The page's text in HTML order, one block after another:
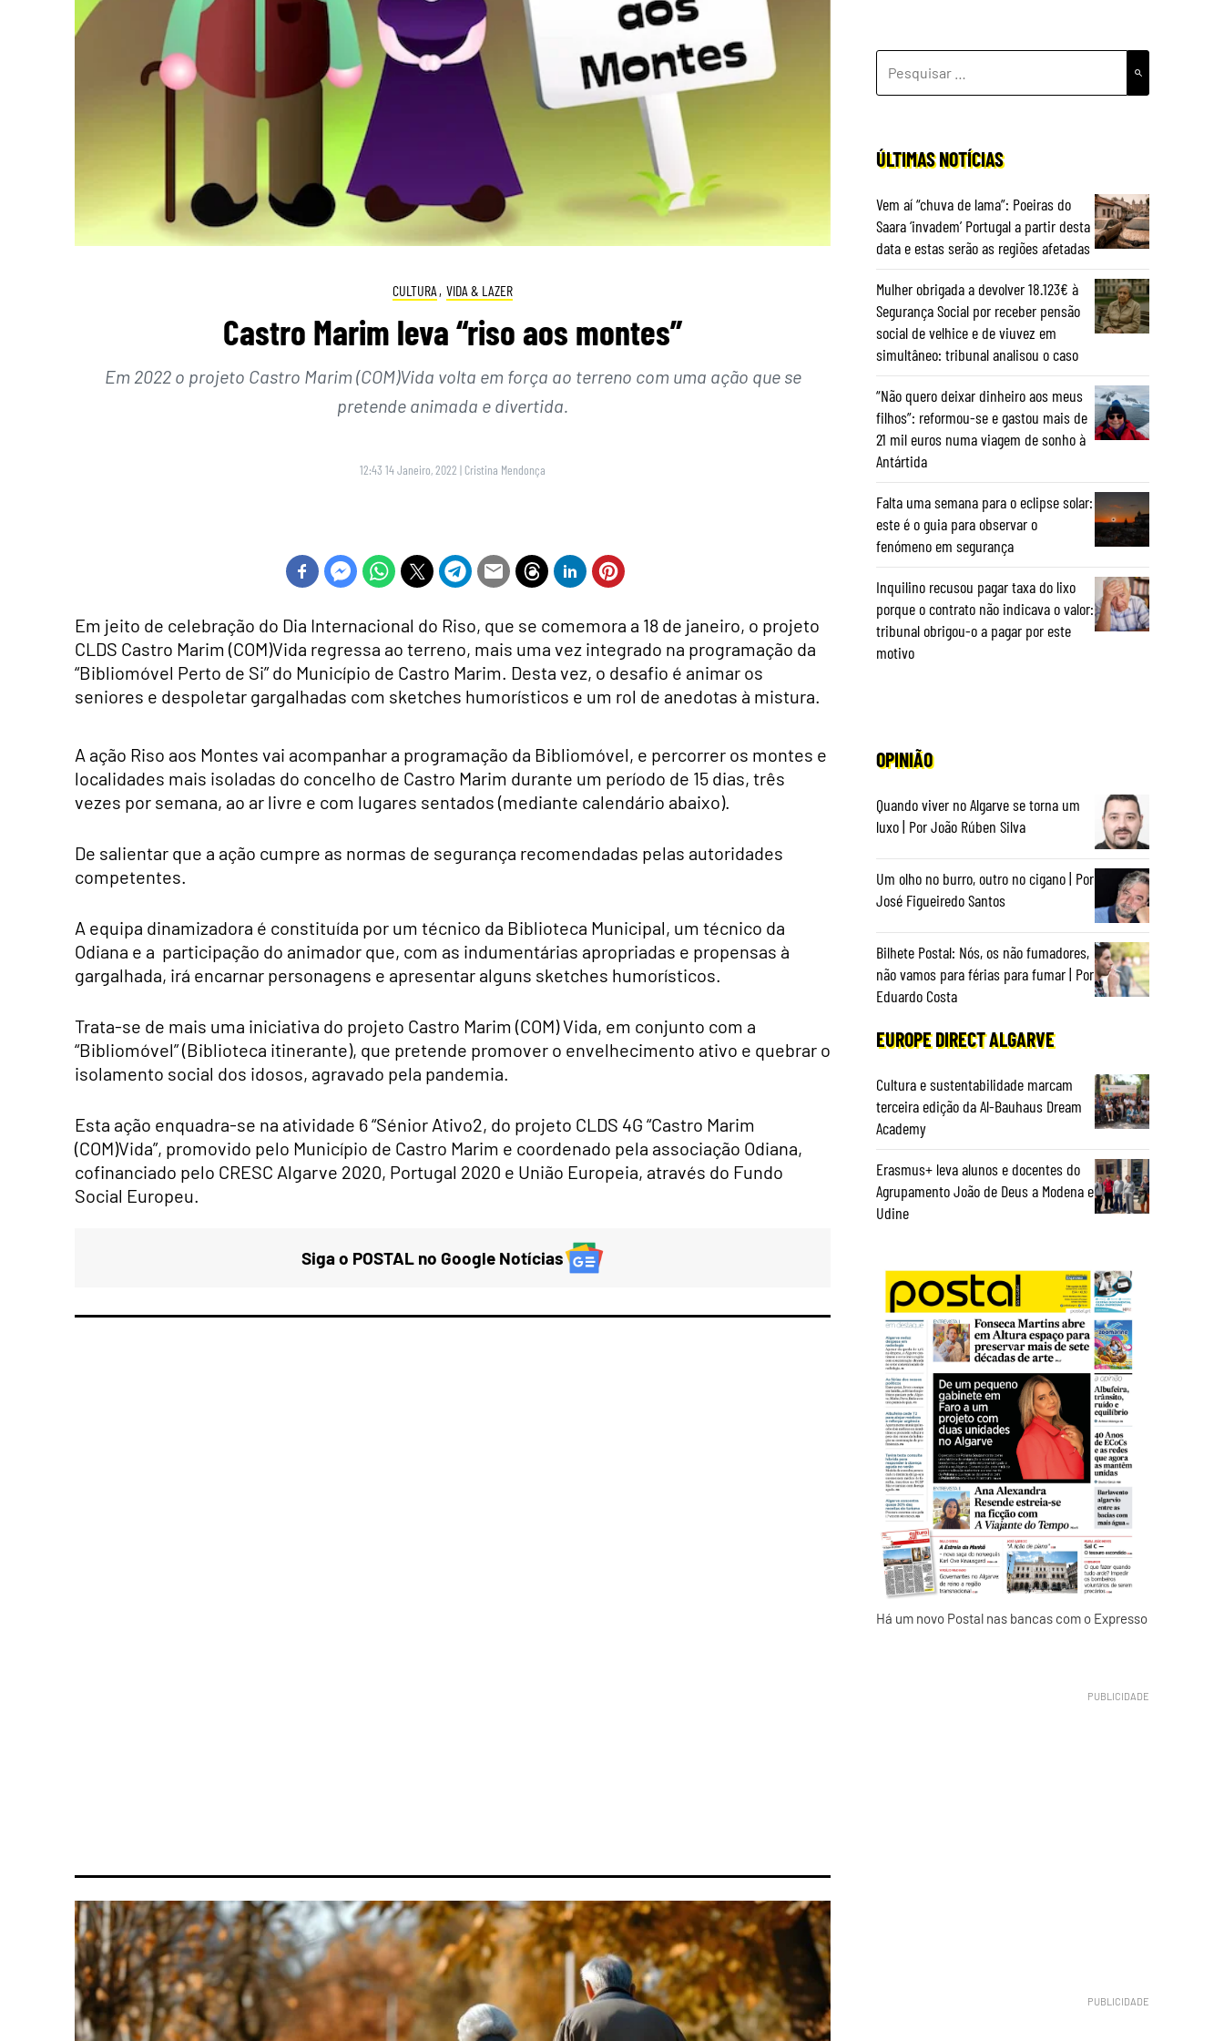
CULTURA , VIDA & LAZER
Castro Marim leva “riso aos montes”
Em 2022 o projeto Castro Marim (COM)Vida volta em força ao terreno com uma ação que se
pretende animada e divertida.
12:43 14 Janeiro, 2022 | Cristina Mendonça
Em jeito de celebração do Dia Internacional do Riso, que se comemora a 18 de janeiro, o projeto
CLDS Castro Marim (COM)Vida regressa ao terreno, mais uma vez integrado na programação da
“Bibliomóvel Perto de Si” do Município de Castro Marim. Desta vez, o desafio é animar os
seniores e despoletar gargalhadas com sketches humorísticos e um rol de anedotas à mistura.
A ação Riso aos Montes vai acompanhar a programação da Bibliomóvel, e percorrer os montes e
localidades mais isoladas do concelho de Castro Marim durante um período de 15 dias, três
vezes por semana, ao ar livre e com lugares sentados (mediante calendário abaixo).
De salientar que a ação cumpre as normas de segurança recomendadas pelas autoridades
competentes.
A equipa dinamizadora é constituída por um técnico da Biblioteca Municipal, um técnico da
Odiana e a participação do animador que, com as indumentárias apropriadas e propensas à
gargalhada, irá encarnar personagens e apresentar alguns sketches humorísticos.
Trata-se de mais uma iniciativa do projeto Castro Marim (COM) Vida, em conjunto com a
“Bibliomóvel” (Biblioteca itinerante), que pretende promover o envelhecimento ativo e quebrar o
isolamento social dos idosos, agravado pela pandemia.
Esta ação enquadra-se na atividade 6 “Sénior Ativo2, do projeto CLDS 4G “Castro Marim
(COM)Vida”, promovido pelo Município de Castro Marim e coordenado pela associação Odiana,
cofinanciado pelo CRESC Algarve 2020, Portugal 2020 e União Europeia, através do Fundo
Social Europeu.
Siga o POSTAL no Google Notícias
POR:
ÚLTIMAS NOTÍCIAS
Vem aí “chuva de lama”: Poeiras do
Saara ‘invadem’ Portugal a partir desta
data e estas serão as regiões afetadas
Mulher obrigada a devolver 18.123€ à
Segurança Social por receber pensão
social de velhice e de viuvez em
simultâneo: tribunal analisou o caso
“Não quero deixar dinheiro aos meus
filhos”: reformou-se e gastou mais de
21 mil euros numa viagem de sonho à
Antártida
Falta uma semana para o eclipse solar:
este é o guia para observar o
fenómeno em segurança
Inquilino recusou pagar taxa do lixo
porque o contrato não indicava o valor:
tribunal obrigou-o a pagar por este
motivo
OPINIÃO
Quando viver no Algarve se torna um
luxo | Por João Rúben Silva
Um olho no burro, outro no cigano | Por
José Figueiredo Santos
Bilhete Postal: Nós, os não fumadores,
não vamos para férias para fumar | Por
Eduardo Costa
EUROPE DIRECT ALGARVE
Cultura e sustentabilidade marcam
terceira edição da Al-Bauhaus Dream
Academy
Erasmus+ leva alunos e docentes do
Agrupamento João de Deus a Modena e
Udine
Há um novo Postal nas bancas com o Expresso